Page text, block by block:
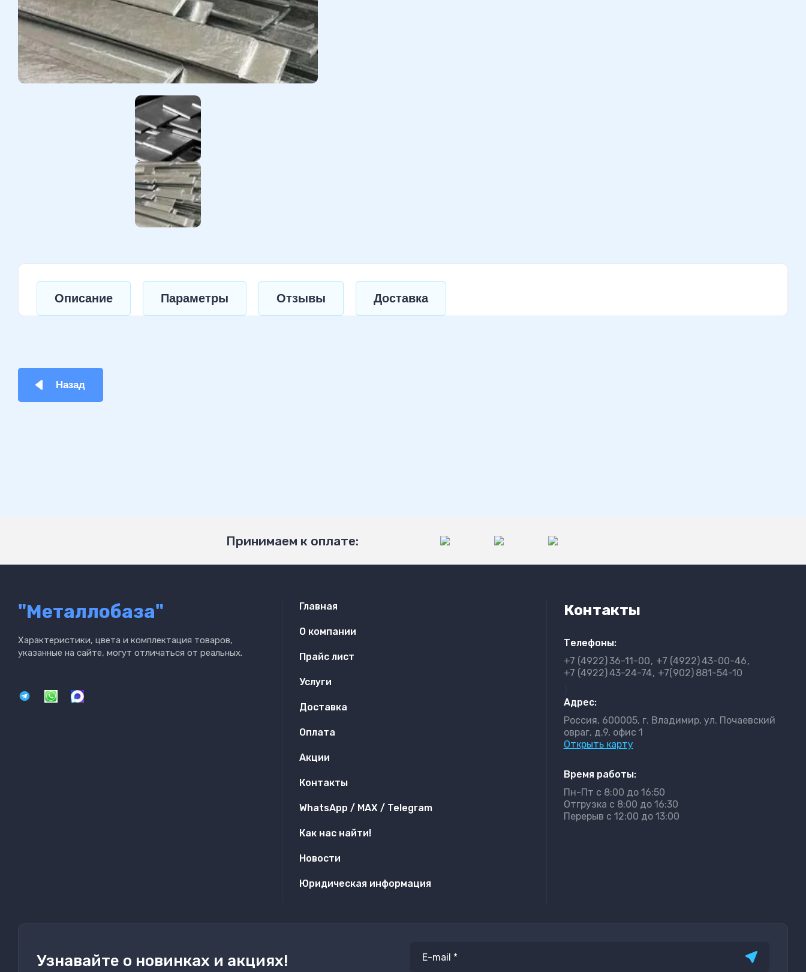
Описание Параметры Отзывы Доставка
Назад
Принимаем к оплате:
"Металлобаза"
Характеристики, цвета и комплектация товаров,
указанные на сайте, могут отличаться от реальных.
Главная
О компании
Прайс лист
Услуги
Доставка
Оплата
Акции
Контакты
WhatsApp / MAX / Telegram
Как нас найти!
Новости
Юридическая информация
Контакты
Телефоны:
+7 (4922)36-11-00 +7 (4922)43-00-46
+7 (4922)43-24-74 +7(902) 881-54-10
Адрес:
Россия, 600005, г. Владимир, ул. Почаевский
овраг, д.9, офис 1
Открыть карту
Время работы:
Пн-Пт с 8:00 до 16:50
Отгрузка с 8:00 до 16:30
Перерыв с 12:00 до 13:00
Узнавайте о новинках и акциях!